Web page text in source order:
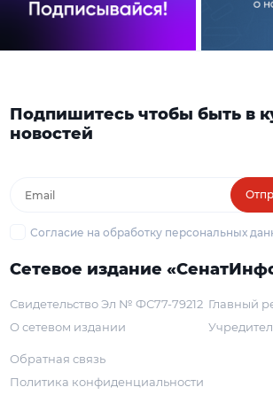
Подпишитесь чтобы быть в
новостей
Согласие на обработку персональных
Сетевое издание
Свидетельство Эл № ФС77-79212
О сетевом издании
Главный
Обратная связь
Политика конфиденциальности